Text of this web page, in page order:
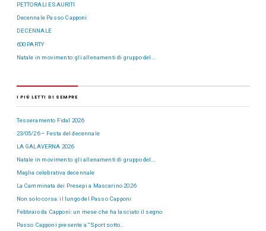
PETTORALI ESAURITI
Decennale Passo Capponi
DECENNALE
600 PARTY
Natale in movimento: gli allenamenti di gruppo del…
I PIÙ LETTI DI SEMPRE
Tesseramento Fidal 2026
23/05/26 – Festa del decennale
LA GALAVERNA 2026
Natale in movimento: gli allenamenti di gruppo del…
Maglia celebrativa decennale
La Camminata dei Presepi a Mascarino 2026
Non solo corsa: il lungo del Passo Capponi
Febbraio da Capponi: un mese che ha lasciato il segno
Passo Capponi presente a “Sport sotto…